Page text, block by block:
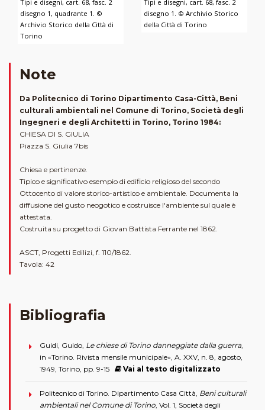
Tipi e disegni, cart. 68, fasc. 2
disegno 1, quadrante 1. ©
Archivio Storico della Città di
Torino
Tipi e disegni, cart. 68, fasc. 2
disegno 1. © Archivio Storico
della Città di Torino
Note
Da Politecnico di Torino Dipartimento Casa-Città, Beni
culturali ambientali nel Comune di Torino, Società degli
Ingegneri e degli Architetti in Torino, Torino 1984:
CHIESA DI S. GIULIA
Piazza S. Giulia 7bis
Chiesa e pertinenze.
Tipico e significativo esempio di edificio religioso del secondo
Ottocento di valore storico-artistico e ambientale. Documenta la
diffusione del gusto neogotico e costruisce l'ambiente sul quale è
attestata.
Costruita su progetto di Giovan Battista Ferrante nel 1862.
ASCT, Progetti Edilizi, f. 110/1862.
Tavola: 42
Bibliografia
Guidi, Guido, Le chiese di Torino danneggiate dalla guerra
in «Torino. Rivista mensile municipale», A. XXV, n. 8, agosto,
1949, Torino, pp. 9-15
Vai al testo digitalizzato
Politecnico di Torino. Dipartimento Casa Città, Beni culturali
ambientali nel Comune di Torino , Vol. 1, Società degli